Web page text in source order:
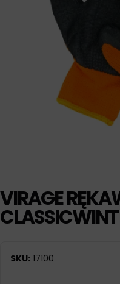
VIRAGE
CLASSICWINT
SKU: 17100